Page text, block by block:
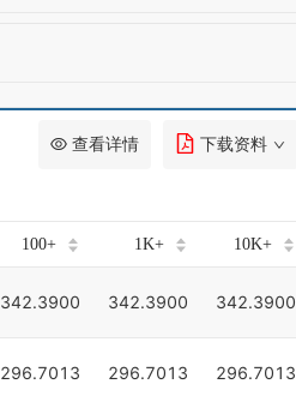
查看详情 下载资料
100+ 1K+ 10K+
342.3900 342.3900 342.3900
296.7013 296.7013 296.7013